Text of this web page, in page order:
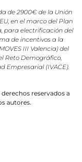
de 2900€ de la Unión
en el marco del Plan
para electrificación del
de incentivos a la
III Valencia) del
Reto Demográfico,
Empresarial (IVACE).
reservados a
autores.